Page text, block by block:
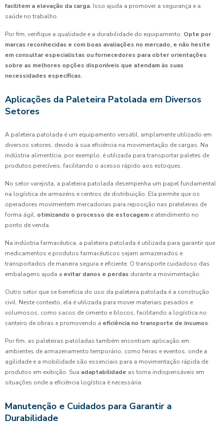
facilitem a elevação da carga. Isso ajuda a promover a segurança e a
saúde no trabalho.
Por fim, verifique a qualidade e a durabilidade do equipamento. Opte por
marcas reconhecidas e com boas avaliações no mercado, e não hesite
em consultar especialistas ou fornecedores para obter orientações
sobre as melhores opções disponíveis que atendam às suas
necessidades específicas.
Aplicações da Paleteira Patolada em Diversos
Setores
A paleteira patolada é um equipamento versátil, amplamente utilizado em
diversos setores, devido à sua eficiência na movimentação de cargas. Na
indústria alimentícia, por exemplo, é utilizada para transportar paletes de
produtos perecíveis, facilitando o acesso rápido aos estoques.
No setor varejista, a paleteira patolada desempenha um papel fundamental
na logística de armazéns e centros de distribuição. Ela permite que os
operadores movimentem mercadorias para reposição nas prateleiras de
forma ágil, otimizando o processo de estocagem e atendimento no
ponto de venda.
Na indústria farmacêutica, a paleteira patolada é utilizada para garantir que
medicamentos e produtos farmacêuticos sejam armazenados e
transportados de maneira segura e eficiente. O transporte cuidadoso das
embalagens ajuda a evitar danos e perdas durante a movimentação.
Outro setor que se beneficia do uso da paleteira patolada é a construção
civil. Neste contexto, ela é utilizada para mover materiais pesados e
volumosos, como sacos de cimento e blocos, facilitando a logística no
canteiro de obras e promovendo a eficiência no transporte de insumos.
Por fim, as paleteiras patoladas também encontram aplicação em
ambientes de armazenamento temporário, como feiras e eventos, onde a
agilidade e a mobilidade são essenciais para a movimentação rápida de
produtos em exibição. Sua adaptabilidade as torna indispensáveis em
situações onde a eficiência logística é necessária.
Manutenção e Cuidados para Garantir a
Durabilidade